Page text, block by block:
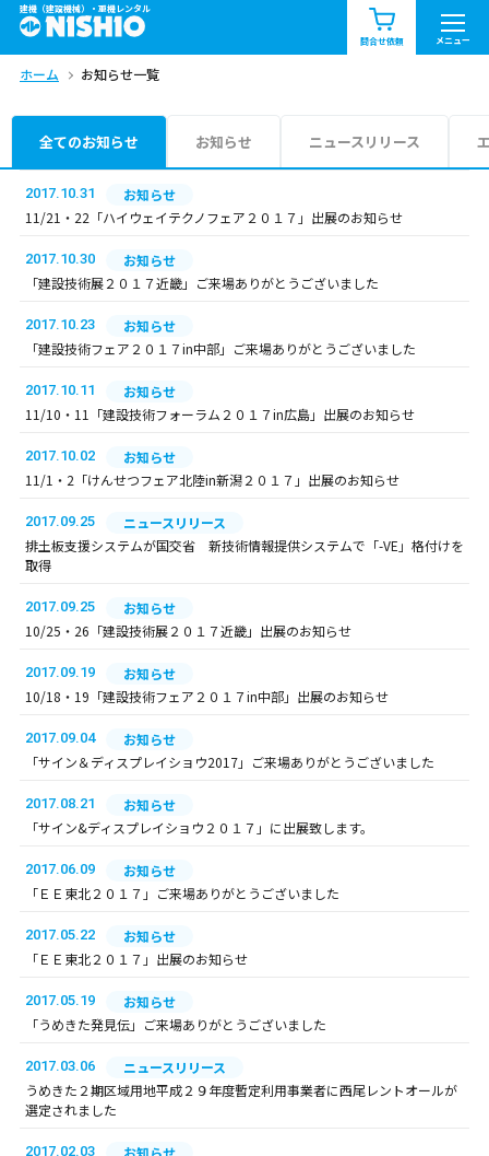
建機（建設機械）・重機レンタル
問合せ依頼 メニュー
商品一覧 お知らせ一覧
問合せ依頼リスト
エリア情報を見る
ホーム お知らせ一覧
全てのお知らせ お知らせ ニュースリリース
2017.10.31
お知らせ
11/21・22「ハイウェイテクノフェア２０１７」出展のお知らせ
2017.10.30
お知らせ
「建設技術展２０１７近畿」ご来場ありがとうございました
2017.10.23
お知らせ
「建設技術フェア２０１７in中部」ご来場ありがとうございました
2017.10.11
お知らせ
11/10・11「建設技術フォーラム２０１７in広島」出展のお知らせ
2017.10.02
お知らせ
11/1・2「けんせつフェア北陸in新潟２０１７」出展のお知らせ
2017.09.25
ニュースリリース
排土板支援システムが国交省 新技術情報提供システムで「-VE」格付けを
取得
2017.09.25
お知らせ
10/25・26「建設技術展２０１７近畿」出展のお知らせ
2017.09.19
お知らせ
10/18・19「建設技術フェア２０１７in中部」出展のお知らせ
2017.09.04
お知らせ
「サイン＆ディスプレイショウ2017」ご来場ありがとうございました
2017.08.21
お知らせ
「サイン&ディスプレイショウ２０１７」に出展致します。
2017.06.09
お知らせ
「ＥＥ東北２０１７」ご来場ありがとうございました
2017.05.22
お知らせ
「ＥＥ東北２０１７」出展のお知らせ
2017.05.19
お知らせ
「うめきた発見伝」ご来場ありがとうございました
2017.03.06
ニュースリリース
うめきた２期区域用地平成２９年度暫定利用事業者に西尾レントオールが
選定されました
2017.02.03
お知らせ